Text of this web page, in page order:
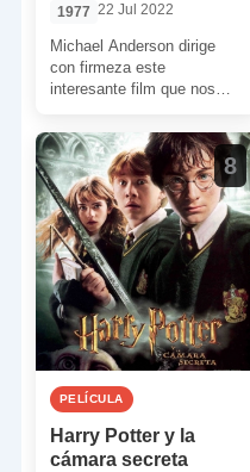
1977 22 Jul 2022
Michael Anderson dirige
con firmeza este
interesante film que nos
de una orca tras contemplar
cómo […]
8
PELÍCULA
Harry Potter y la
cámara secreta